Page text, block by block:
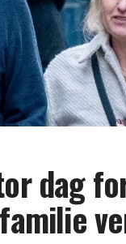
dag